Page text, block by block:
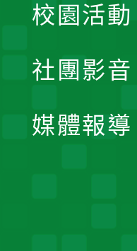
校園活動
社團影音
媒體報導